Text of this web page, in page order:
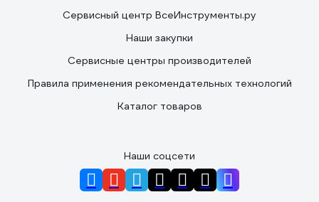
Сервисный центр ВсеИнструменты.ру
Наши закупки
Сервисные центры производителей
Правила применения рекомендательных технологий
Каталог товаров
Наши соцсети